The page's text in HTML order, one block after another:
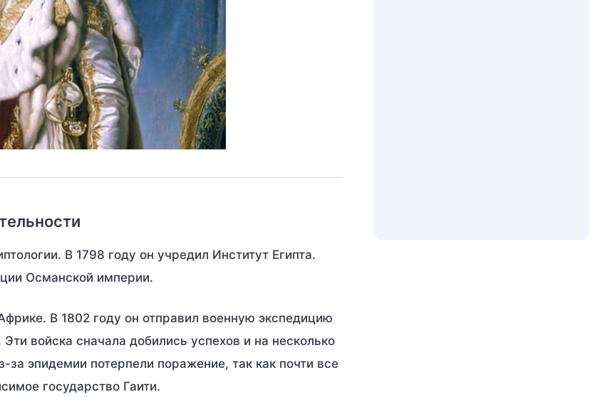
В 1798 году он учредил Институт Египта.
Османской империи.
В 1802 году он отправил военную экспедицию
войска сначала добились успехов и на несколько
эпидемии потерпели поражение, так как почти все
государство Гаити.